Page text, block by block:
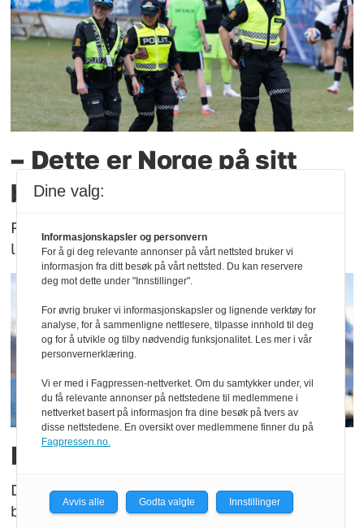
– Dette er Norge på sitt
beste
Politiets tilstedeværelse på Norway Cup blir
lagt merke til.
Han er ny FOT-leder
Den nye FOT-lederen i Møre og Romsdal har
både lang erfaring og bred kompetanse.
Dine valg:
Informasjonskapsler og personvern
For å gi deg relevante annonser på vårt nettsted bruker vi
informasjon fra ditt besøk på vårt nettsted. Du kan reservere
deg mot dette under "Innstillinger".
For øvrig bruker vi informasjonskapsler og lignende verktøy for
analyse, for å sammenligne nettlesere, tilpasse innhold til deg
og for å utvikle og tilby nødvendig funksjonalitet. Les mer i vår
personvernerklæring.
Vi er med i Fagpressen-nettverket. Om du samtykker under, vil
du få relevante annonser på nettstedene til medlemmene i
nettverket basert på informasjon fra dine besøk på tvers av
disse nettstedene. En oversikt over medlemmene finner du på
Fagpressen.no.
Avvis alle Godta valgte Innstillinger